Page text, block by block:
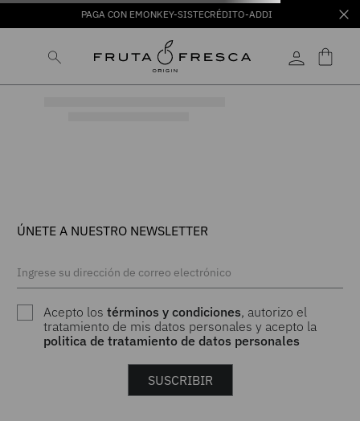
PAGA CON EMONKEY-SISTECRÉDITO-ADDI
ÚNETE A NUESTRO NEWSLETTER
Acepto lostérminos y condiciones, autorizo el
tratamiento de mis datos personales y acepto la
politica de tratamiento de datos personales
SUSCRIBIR